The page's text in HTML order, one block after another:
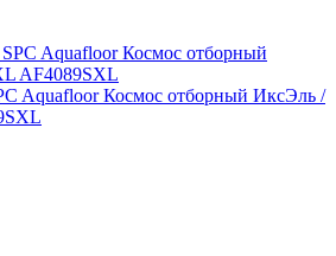
Aquafloor Космос отборный ИксЭль /